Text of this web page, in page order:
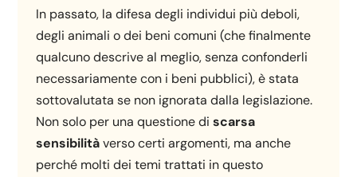
In passato, la difesa degli individui più deboli,
degli animali o dei beni comuni (che finalmente
qualcuno descrive al meglio, senza confonderli
necessariamente con i beni pubblici), è stata
sottovalutata se non ignorata dalla legislazione.
Non solo per una questione discarsa
sensibilitàverso certi argomenti, ma anche
perché molti dei temi trattati in questo